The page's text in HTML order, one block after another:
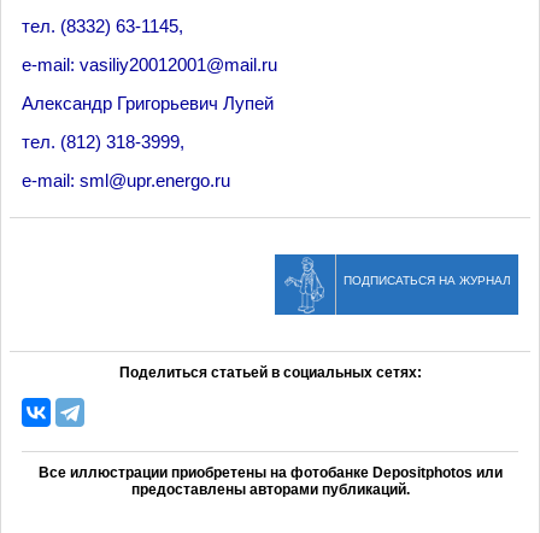
тел. (8332) 63-1145,
e-mail: vasiliy20012001@mail.ru
Александр Григорьевич Лупей
тел. (812) 318-3999,
e-mail: sml@upr.energo.ru
ПОДПИСАТЬСЯ НА ЖУРНАЛ
Поделиться статьей в социальных сетях:
Все иллюстрации приобретены на фотобанке Depositphotos или
предоставлены авторами публикаций.